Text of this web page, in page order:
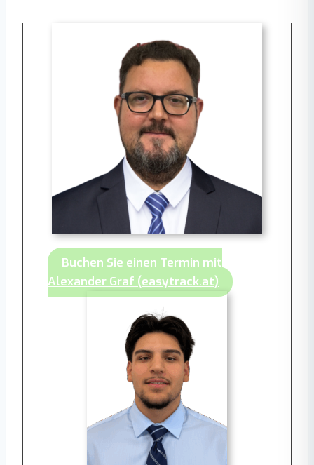
Buchen Sie einen Termin mit
Alexander Graf (easytrack.at)